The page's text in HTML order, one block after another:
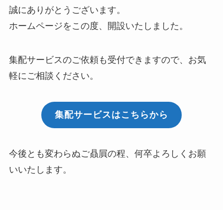
誠にありがとうございます。
ホームページをこの度、開設いたしました。
集配サービスのご依頼も受付できますので、お気
軽にご相談ください。
集配サービスはこちらから
今後とも変わらぬご贔屓の程、何卒よろしくお願
いいたします。